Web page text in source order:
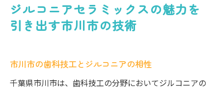
ジルコニアセラミックスの魅力を
引き出す市川市の技術
市川市の歯科技工とジルコニアの相性
千葉県市川市は、歯科技工の分野においてジルコニアの